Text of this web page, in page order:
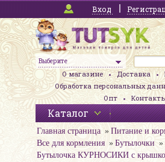
Вход
Выберите
О магазине Доставка
Обработка персональных
Опт
Каталог
Главная страница
Питание и
Все для кормления
Бутылочки
Бутылочка КУРНОСИКИ с